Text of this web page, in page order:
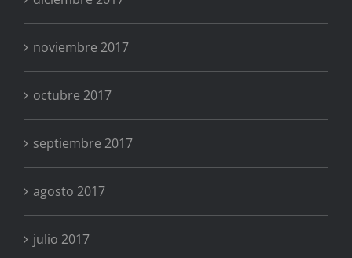
noviembre 2017
octubre 2017
septiembre 2017
agosto 2017
julio 2017